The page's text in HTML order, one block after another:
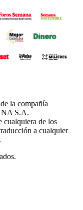
la compañía
S.A.
cualquiera de los
a cualquier